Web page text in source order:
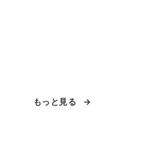
もっと見る